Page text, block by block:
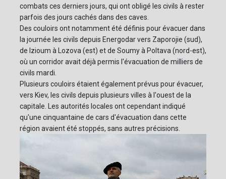
combats ces derniers jours, qui ont obligé les civils à rester
parfois des jours cachés dans des caves.
Des couloirs ont notamment été définis pour évacuer dans
la journée les civils depuis Energodar vers Zaporojie (sud),
de Izioum à Lozova (est) et de Soumy à Poltava (nord-est),
où un corridor avait déjà permis l'évacuation de milliers de
civils mardi.
Plusieurs couloirs étaient également prévus pour évacuer,
vers Kiev, les civils depuis plusieurs villes à l'ouest de la
capitale. Les autorités locales ont cependant indiqué
qu'une cinquantaine de cars d'évacuation dans cette
région avaient été stoppés, sans autres précisions.